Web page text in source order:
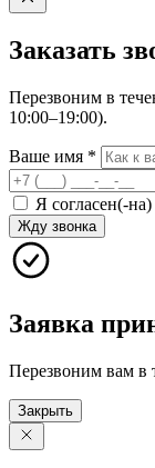
Заказать
Перезвоним в
10:00–19:00).
Ваше имя *
Я согласен(-на)
Жду звонка
Заявка
Перезвоним вам в
Закрыть